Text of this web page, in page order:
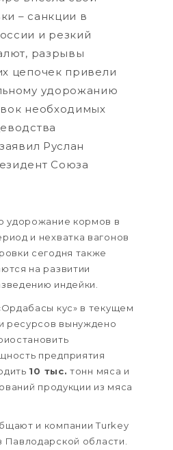
– санкции в
и резкий
разрывы
цепочек привели
удорожанию
необходимых
Руслан
Союза
удорожание кормов в
и нехватка вагонов
сегодня также
на развитии
индейки.
кус» в текущем
ресурсов вынуждено
предприятия
10 тыс. тонн мяса и
продукции из мяса
и компании Turkey
Павлодарской области.